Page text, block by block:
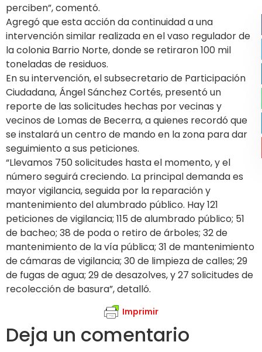
perciben”, comentó.
Agregó que esta acción da continuidad a una
intervención similar realizada en el vaso regulador de
la colonia Barrio Norte, donde se retiraron 100 mil
toneladas de residuos.
En su intervención, el subsecretario de Participación
Ciudadana, Ángel Sánchez Cortés, presentó un
reporte de las solicitudes hechas por vecinas y
vecinos de Lomas de Becerra, a quienes recordó que
se instalará un centro de mando en la zona para dar
seguimiento a sus peticiones.
“Llevamos 750 solicitudes hasta el momento, y el
número seguirá creciendo. La principal demanda es
mayor vigilancia, seguida por la reparación y
mantenimiento del alumbrado público. Hay 121
peticiones de vigilancia; 115 de alumbrado público; 51
de bacheo; 38 de poda o retiro de árboles; 32 de
mantenimiento de la vía pública; 31 de mantenimiento
de cámaras de vigilancia; 30 de limpieza de calles; 29
de fugas de agua; 29 de desazolves, y 27 solicitudes de
recolección de basura”, detalló.
Imprimir
Deja un comentario